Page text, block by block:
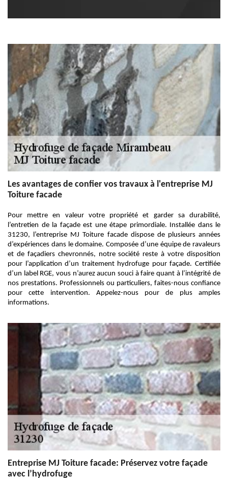
Les avantages de confier vos travaux à l'entreprise MJ
Toiture facade
Pour mettre en valeur votre propriété et garder sa durabilité,
l’entretien de la façade est une étape primordiale. Installée dans le
31230, l’entreprise MJ Toiture facade dispose de plusieurs années
d’expériences dans le domaine. Composée d’une équipe de ravaleurs
et de façadiers chevronnés, notre société reste à votre disposition
pour l’application d’un traitement hydrofuge pour façade. Certifiée
d’un label RGE, vous n’aurez aucun souci à faire quant à l’intégrité de
nos prestations. Professionnels ou particuliers, faites-nous confiance
pour cette intervention. Appelez-nous pour de plus amples
informations.
Entreprise MJ Toiture facade: Préservez votre façade
avec l’hydrofuge